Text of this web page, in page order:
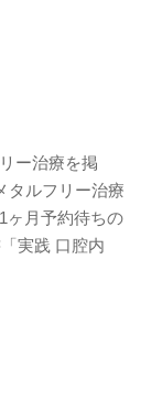
ー治療を掲
タルフリー治療
ヶ月予約待ちの
実践 口腔内